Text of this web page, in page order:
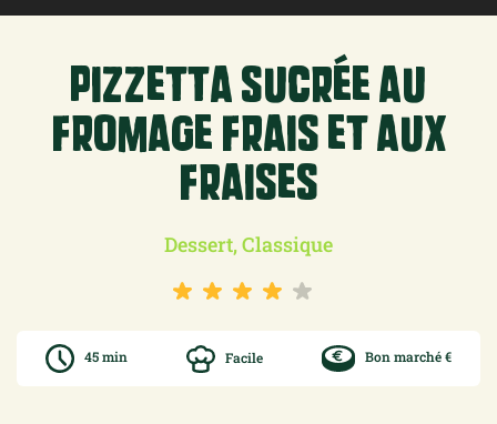
pizzetta sucrée au
fromage frais et aux
fraises
Dessert, Classique
45 min Facile Bon marché €